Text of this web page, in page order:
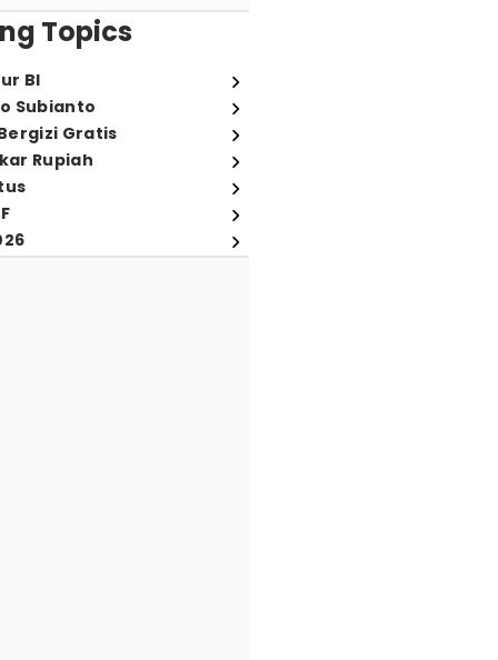
Topics
BI
Subianto
Gratis
Rupiah